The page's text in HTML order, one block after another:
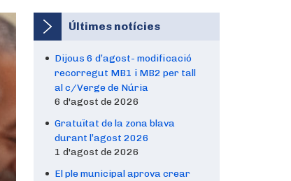
Últimes notícies
Dijous 6 d’agost- modificació
recorregut MB1 i MB2 per tall
al c/Verge de Núria
6 d'agost de 2026
Gratuïtat de la zona blava
durant l’agost 2026
1 d'agost de 2026
El ple municipal aprova crear